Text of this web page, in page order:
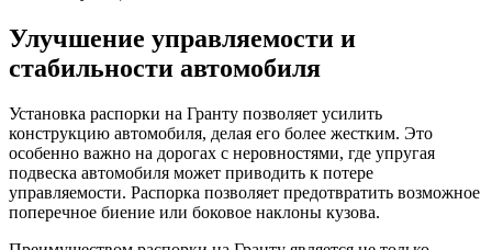
Улучшение управляемости и
стабильности автомобиля
Установка распорки на Гранту позволяет усилить
конструкцию автомобиля, делая его более жестким. Это
особенно важно на дорогах с неровностями, где упругая
подвеска автомобиля может приводить к потере
управляемости. Распорка позволяет предотвратить возможное
поперечное биение или боковое наклоны кузова.